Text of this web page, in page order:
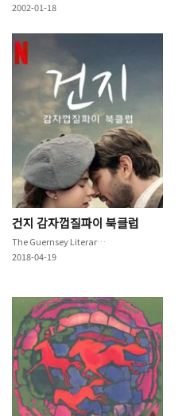
2002-01-18
건지 감자껍질파이 북클럽
The Guernsey Literary & Potato Peel Pie Society
2018-04-19